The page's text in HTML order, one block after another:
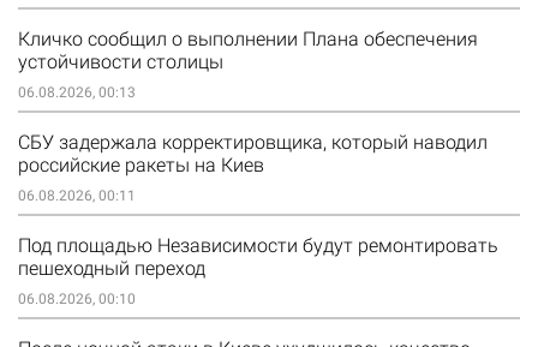
Кличко сообщил о выполнении Плана обеспечения
устойчивости столицы
06.08.2026, 00:13
СБУ задержала корректировщика, который наводил
российские ракеты на Киев
06.08.2026, 00:11
Под площадью Независимости будут ремонтировать
пешеходный переход
06.08.2026, 00:10